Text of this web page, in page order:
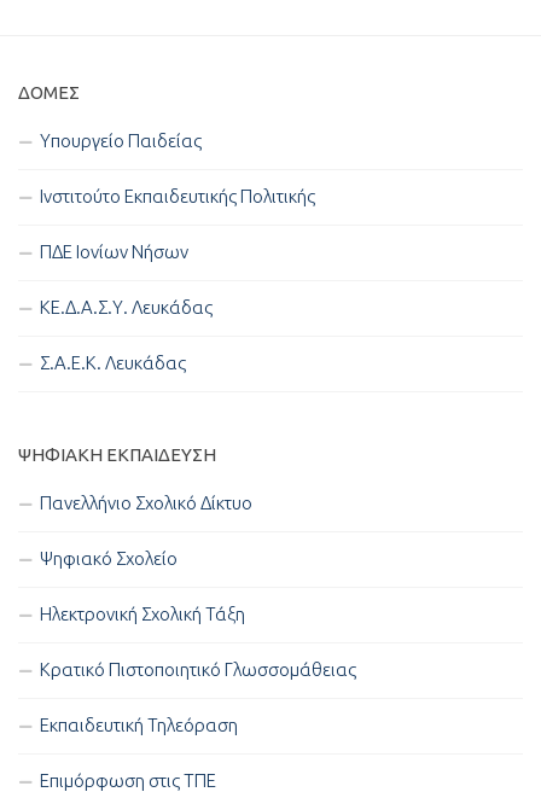
ΔΟΜΈΣ
Υπουργείο Παιδείας
Ινστιτούτο Εκπαιδευτικής Πολιτικής
ΠΔΕ Ιονίων Νήσων
ΚΕ.Δ.Α.Σ.Υ. Λευκάδας
Σ.Α.Ε.Κ. Λευκάδας
ΨΗΦΙΑΚΉ ΕΚΠΑΊΔΕΥΣΗ
Πανελλήνιο Σχολικό Δίκτυο
Ψηφιακό Σχολείο
Ηλεκτρονική Σχολική Τάξη
Κρατικό Πιστοποιητικό Γλωσσομάθειας
Εκπαιδευτική Τηλεόραση
Επιμόρφωση στις ΤΠΕ